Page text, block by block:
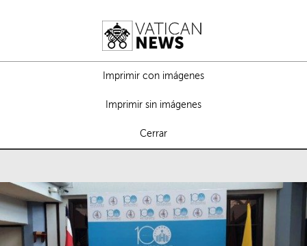
Imprimir con imágenes
Imprimir sin imágenes
Cerrar